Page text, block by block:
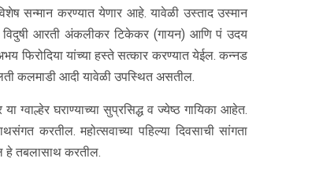
सन्मान करण्यात येणार आहे. यावेळी उस्ताद उस्मान
विदुषी आरती अंकलीकर टिकेकर (गायन) आणि पं उदय
फिरोदिया यांच्या हस्ते सत्कार करण्यात येईल. कन्नड
कलमाडी आदी यावेळी उपस्थित असतील.
घराण्याच्या सुप्रसिद्ध व ज्येष्ठ गायिका आहेत.
करतील. महोत्सवाच्या पहिल्या दिवसाची सांगता
हे तबलासाथ करतील.